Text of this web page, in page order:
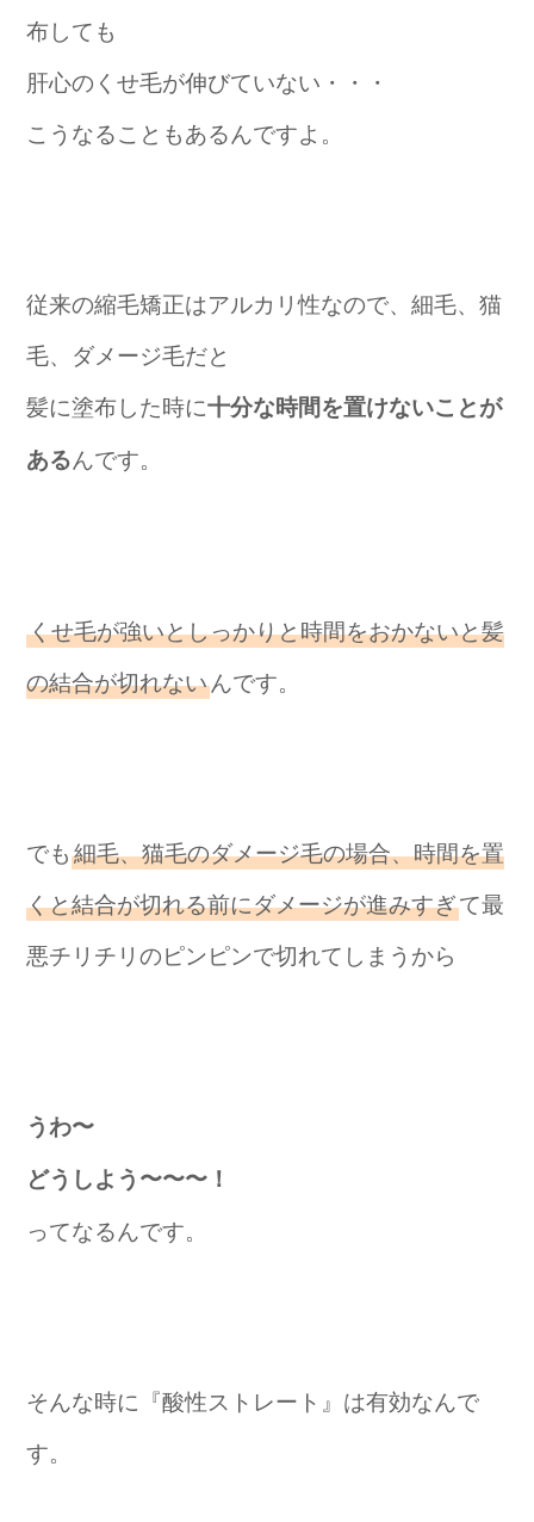
布しても
肝心のくせ毛が伸びていない・・・
こうなることもあるんですよ。
従来の縮毛矯正はアルカリ性なので、細毛、猫
毛、ダメージ毛だと
髪に塗布した時に十分な時間を置けないことが
あるんです。
くせ毛が強いとしっかりと時間をおかないと髪
の結合が切れないんです。
でも細毛、猫毛のダメージ毛の場合、時間を置
くと結合が切れる前にダメージが進みすぎて最
悪チリチリのピンピンで切れてしまうから
うわ〜
どうしよう〜〜〜！
ってなるんです。
そんな時に『酸性ストレート』は有効なんで
す。